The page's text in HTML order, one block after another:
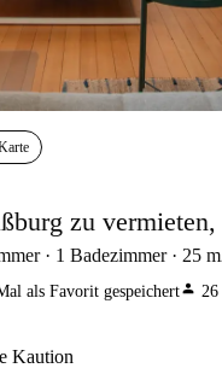
zu
1 Badezimmer 25
als Favorit gespeichertperson 26
Kaution